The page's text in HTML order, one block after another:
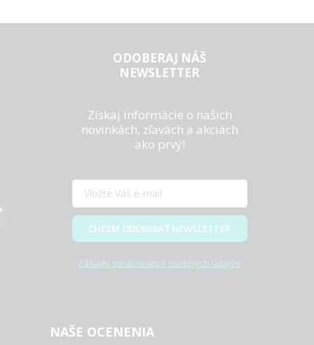
ODOBERAJ NÁŠ
NEWSLETTER
Získaj informácie o našich
novinkách, zľavách a akciách
ako prvý!
CHCEM ODOBERAŤ NEWSLETTER
Zásady spracovania osobných údajov
NAŠE OCENENIA